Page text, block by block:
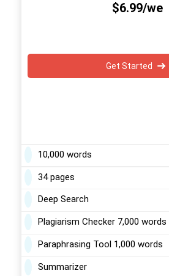
$6.99/we
Get Started
10,000 words
34 pages
Deep Search
Plagiarism Checker 7,000 words
Paraphrasing Tool 1,000 words
Summarizer